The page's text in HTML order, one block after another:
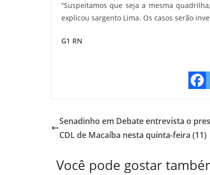
“Suspeitamos que seja a mesma
explicou sargento Lima. Os casos serão
G1 RN
Senadinho em Debate entrevista o
CDL de Macaíba nesta quinta-feira (11)
Você pode gostar